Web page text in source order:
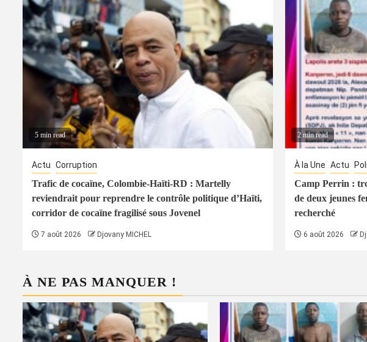
5 min read
Actu Corruption
Trafic de cocaïne, Colombie-Haïti-RD : Martelly
reviendrait pour reprendre le contrôle politique d’Haïti,
corridor de cocaïne fragilisé sous Jovenel
7 août 2026 Djovany MICHEL
2 min read
À la Une Actu
Camp Perrin :
de deux jeunes
recherché
6 août 2026
À NE PAS MANQUER !